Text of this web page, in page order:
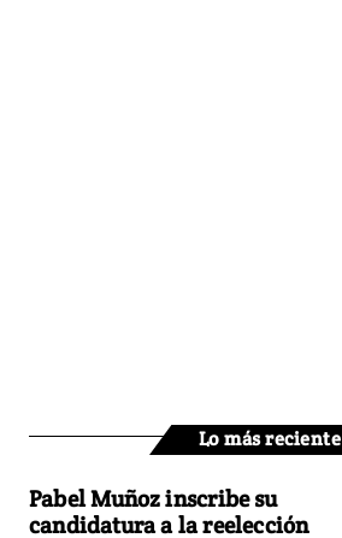
Lo más reciente
Pabel Muñoz inscribe su
candidatura a la reelección